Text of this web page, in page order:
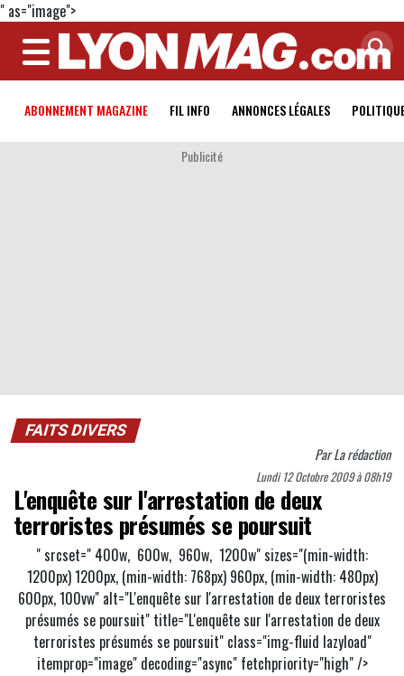
" as="image">
MENU
ABONNEMENT MAGAZINE FIL INFO ANNONCES LÉGALES
Publicité
FAITS DIVERS
ParLa rédaction
Lundi 12 Octobre 2009 à 08h19
L'enquête sur l'arrestation de deux
terroristes présumés se poursuit
" srcset=" 400w, 600w, 960w, 1200w" sizes="(min-width:
1200px) 1200px, (min-width: 768px) 960px, (min-width: 480px)
600px, 100vw" alt="L'enquête sur l'arrestation de deux terroristes
présumés se poursuit" title="L'enquête sur l'arrestation de deux
terroristes présumés se poursuit" class="img-fluid lazyload"
itemprop="image" decoding="async" fetchpriority="high" />